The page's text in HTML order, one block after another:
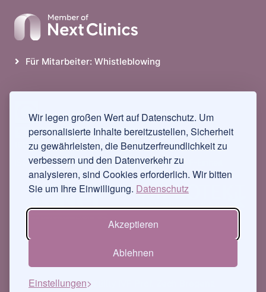
Wir legen großen Wert auf Datenschutz. Um
personalisierte Inhalte bereitzustellen, Sicherheit
zu gewährleisten, die Benutzerfreundlichkeit zu
verbessern und den Datenverkehr zu
analysieren, sind Cookies erforderlich. Wir bitten
Sie um Ihre Einwilligung. Datenschutz
Akzeptieren
Ablehnen
Einstellungen
Für Mitarbeiter: Whistleblowing
ISO-zertifiziert seit 1997 als weltweit erste IVF-Einheit
©Next Fertility IVF Prof. Zech Bregenz